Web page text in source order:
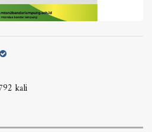
kali